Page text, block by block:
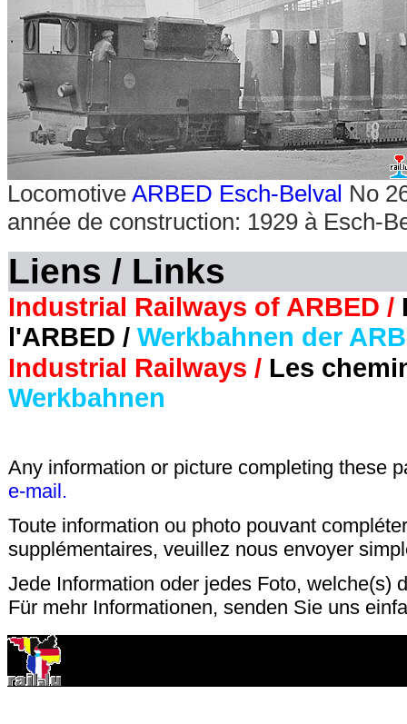
Locomotive ARBED Esch-Belval No
année de construction: 1929 à Esch-
Liens / Links
Industrial Railways of ARBED /
l'ARBED / Werkbahnen der
Industrial Railways / Les
Werkbahnen
Any information or picture completing these
e-mail.
Toute information ou photo pouvant
supplémentaires, veuillez nous envoyer
Jede Information oder jedes Foto, welche(s)
Für mehr Informationen, senden Sie uns